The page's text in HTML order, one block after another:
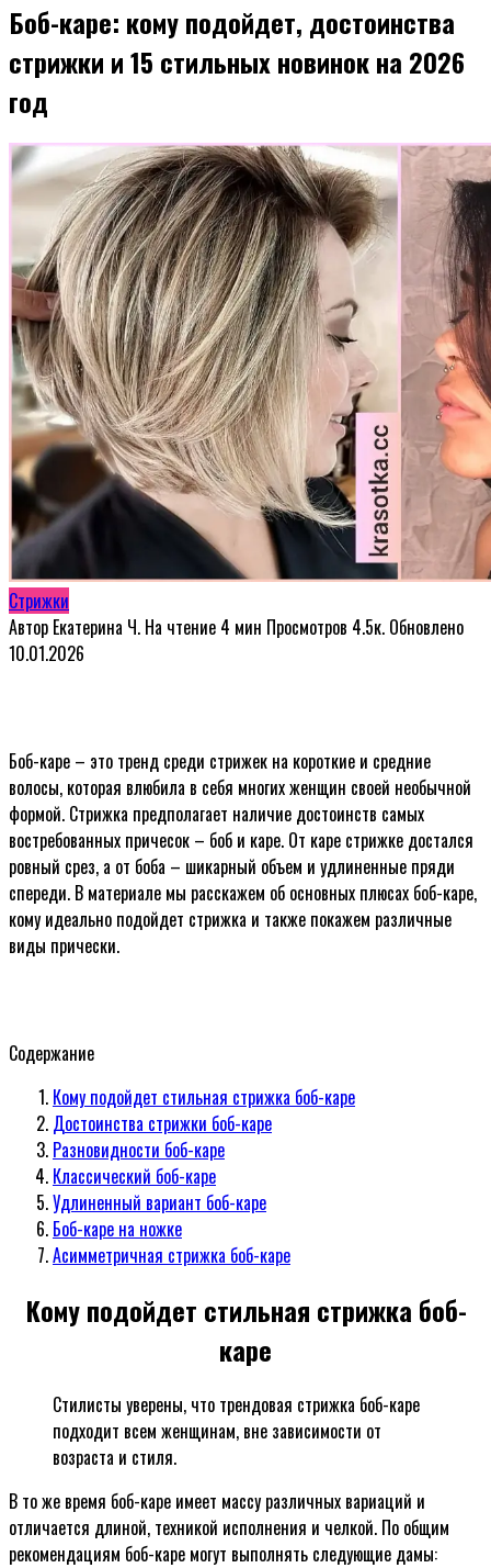
Боб-каре: кому подойдет, достоинства
стрижки и 15 стильных новинок на 2026
год
Стрижки
Автор Екатерина Ч. На чтение 4 мин Просмотров 4.5к. Обновлено
10.01.2026
Боб-каре – это тренд среди стрижек на короткие и средние
волосы, которая влюбила в себя многих женщин своей необычной
формой. Стрижка предполагает наличие достоинств самых
востребованных причесок – боб и каре. От каре стрижке достался
ровный срез, а от боба – шикарный объем и удлиненные пряди
спереди. В материале мы расскажем об основных плюсах боб-каре,
кому идеально подойдет стрижка и также покажем различные
виды прически.
Содержание
Кому подойдет стильная стрижка боб-каре
Достоинства стрижки боб-каре
Разновидности боб-каре
Классический боб-каре
Удлиненный вариант боб-каре
Боб-каре на ножке
Асимметричная стрижка боб-каре
Кому подойдет стильная стрижка боб-
каре
Стилисты уверены, что трендовая стрижка боб-каре
подходит всем женщинам, вне зависимости от
возраста и стиля.
В то же время боб-каре имеет массу различных вариаций и
отличается длиной, техникой исполнения и челкой. По общим
рекомендациям боб-каре могут выполнять следующие дамы: